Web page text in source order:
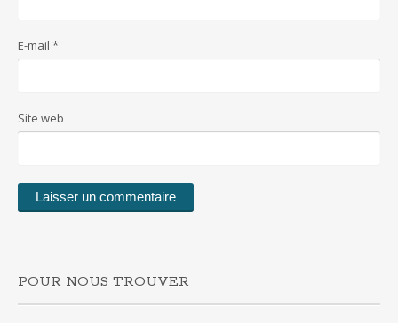
E-mail *
Site web
POUR NOUS TROUVER